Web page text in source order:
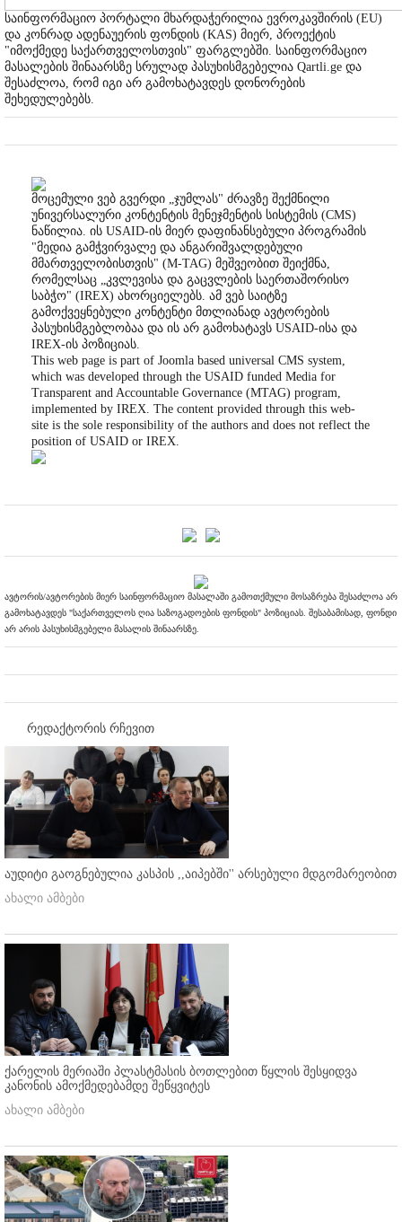
საინფორმაციო პორტალი მხარდაჭერილია ევროკავშირის (EU)
და კონრად ადენაუერის ფონდის (KAS) მიერ, პროექტის
"იმოქმედე საქართველოსთვის" ფარგლებში. საინფორმაციო
მასალების შინაარსზე სრულად პასუხისმგებელია Qartli.ge და
შესაძლოა, რომ იგი არ გამოხატავდეს დონორების
შეხედულებებს.
მოცემული ვებ გვერდი „ჯუმლას" ძრავზე შექმნილი
უნივერსალური კონტენტის მენეჯმენტის სისტემის (CMS)
ნაწილია. ის USAID-ის მიერ დაფინანსებული პროგრამის
"მედია გამჭვირვალე და ანგარიშვალდებული
მმართველობისთვის" (M-TAG) მეშვეობით შეიქმნა,
რომელსაც „კვლევისა და გაცვლების საერთაშორისო
საბჭო" (IREX) ახორციელებს. ამ ვებ საიტზე
გამოქვეყნებული კონტენტი მთლიანად ავტორების
პასუხისმგებლობაა და ის არ გამოხატავს USAID-ისა და
IREX-ის პოზიციას.
This web page is part of Joomla based universal CMS system,
which was developed through the USAID funded Media for
Transparent and Accountable Governance (MTAG) program,
implemented by IREX. The content provided through this web-
site is the sole responsibility of the authors and does not reflect the
position of USAID or IREX.
ავტორის/ავტორების მიერ საინფორმაციო მასალაში გამოთქმული მოსაზრება შესაძლოა არ
გამოხატავდეს "საქართველოს ღია საზოგადოების ფონდის" პოზიციას. შესაბამისად, ფონდი
არ არის პასუხისმგებელი მასალის შინაარსზე.
რედაქტორის რჩევით
აუდიტი გაოგნებულია კასპის ,,აიპებში'' არსებული მდგომარეობით
ახალი ამბები
ქარელის მერიაში პლასტმასის ბოთლებით წყლის შესყიდვა
კანონის ამოქმედებამდე შეწყვიტეს
ახალი ამბები